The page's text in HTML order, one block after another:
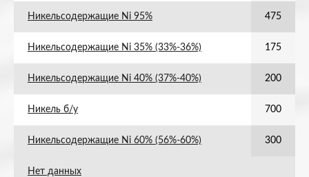
Никельсодержащие Ni 95% 475
Никельсодержащие Ni 35% (33%-36%) 175
Никельсодержащие Ni 40% (37%-40%) 200
Никель б/у 700
Никельсодержащие Ni 60% (56%-60%) 300
Нет данных